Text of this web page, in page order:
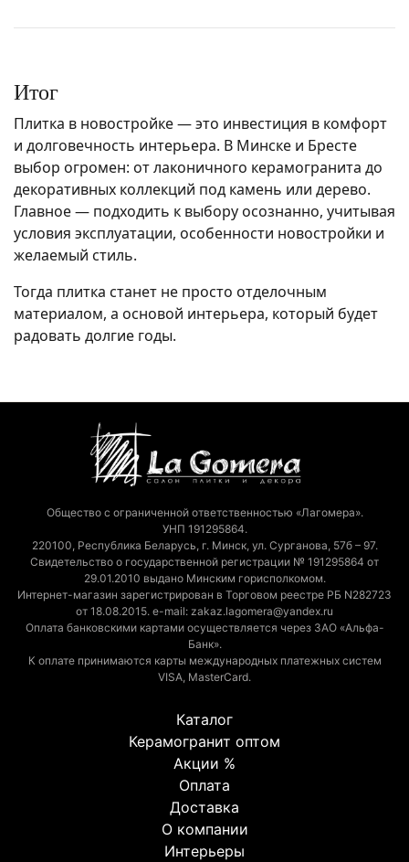
Итог
Плитка в новостройке — это инвестиция в комфорт
и долговечность интерьера. В Минске и Бресте
выбор огромен: от лаконичного керамогранита до
декоративных коллекций под камень или дерево.
Главное — подходить к выбору осознанно, учитывая
условия эксплуатации, особенности новостройки и
желаемый стиль.
Тогда плитка станет не просто отделочным
материалом, а основой интерьера, который будет
радовать долгие годы.
Общество с ограниченной ответственностью «Лагомера».
УНП 191295864.
220100, Республика Беларусь, г. Минск, ул. Сурганова, 57б – 97.
Свидетельство о государственной регистрации № 191295864 от
29.01.2010 выдано Минским горисполкомом.
Интернет-магазин зарегистрирован в Торговом реестре РБ N282723
от 18.08.2015. e-mail: zakaz.lagomera@yandex.ru
Оплата банковскими картами осуществляется через ЗАО «Альфа-
Банк».
К оплате принимаются карты международных платежных систем
VISA, MasterCard.
Каталог
Керамогранит оптом
Акции %
Оплата
Доставка
О компании
Интерьеры